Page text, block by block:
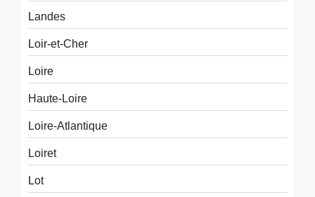
Landes
Loir-et-Cher
Loire
Haute-Loire
Loire-Atlantique
Loiret
Lot